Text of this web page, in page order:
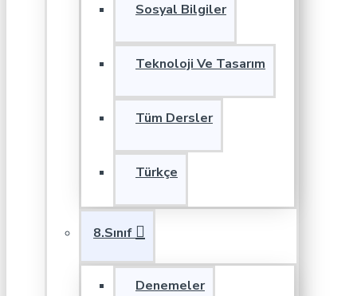
Sosyal Bilgiler
Teknoloji Ve Tasarım
Tüm Dersler
Türkçe
8.Sınıf
Denemeler